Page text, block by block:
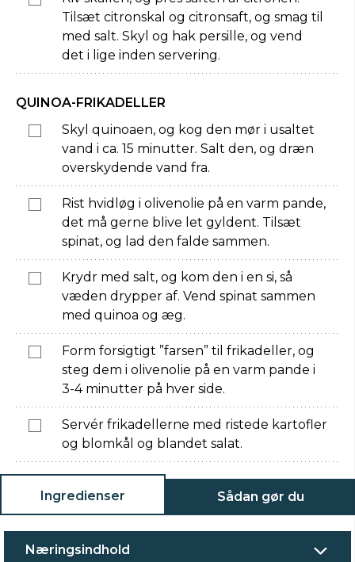
Tilsæt citronskal og citronsaft, og smag til
med salt. Skyl og hak persille, og vend
det i lige inden servering.
QUINOA-FRIKADELLER
Skyl quinoaen, og kog den mør i usaltet
vand i ca. 15 minutter. Salt den, og dræn
overskydende vand fra.
Rist hvidløg i olivenolie på en varm pande,
det må gerne blive let gyldent. Tilsæt
spinat, og lad den falde sammen.
Krydr med salt, og kom den i en si, så
væden drypper af. Vend spinat sammen
med quinoa og æg.
Form forsigtigt ”farsen” til frikadeller, og
steg dem i olivenolie på en varm pande i
3-4 minutter på hver side.
Servér frikadellerne med ristede kartofler
og blomkål og blandet salat.
Ingredienser Sådan gør du
Næringsindhold